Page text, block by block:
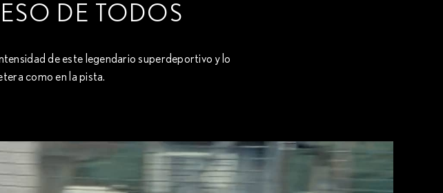
DE TODOS
de este legendario superdeportivo y lo
como en la pista.